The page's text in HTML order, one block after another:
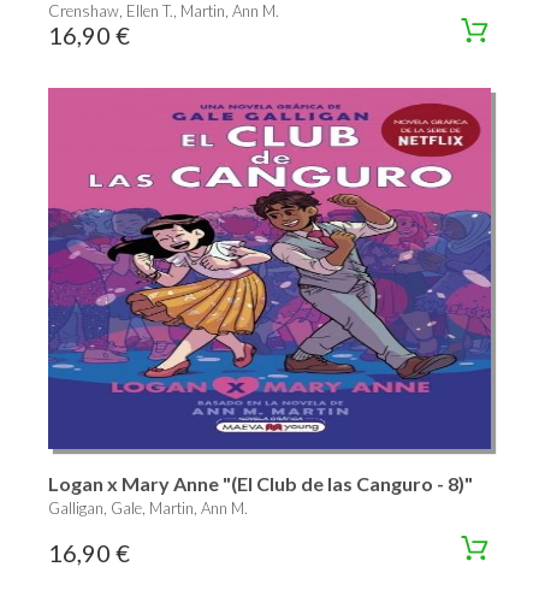
Crenshaw, Ellen T., Martin, Ann M.
16,90 €
Logan x Mary Anne "(El Club de las Canguro - 8)"
Galligan, Gale, Martin, Ann M.
16,90 €